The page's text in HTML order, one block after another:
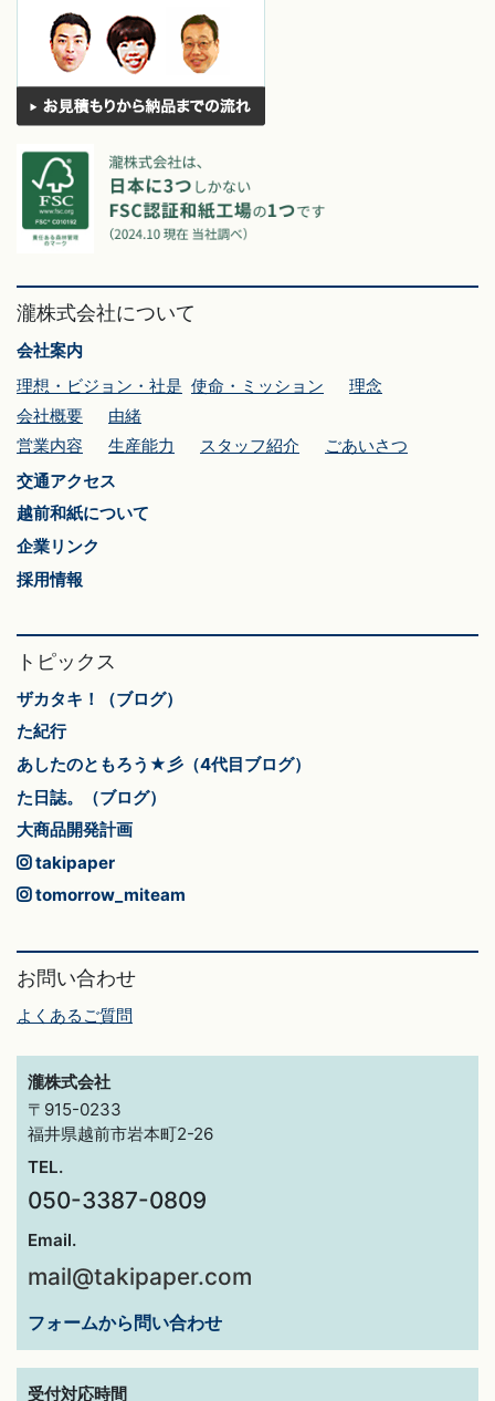
瀧株式会社について
会社案内
理想・ビジョン・社是 使命・ミッション
理念
会社概要
由緒
営業内容
生産能力 スタッフ紹介
ごあいさつ
交通アクセス
越前和紙について
企業リンク
採用情報
トピックス
ザカタキ！（ブログ）
た紀行
あしたのともろう★彡（4代目ブログ）
た日誌。（ブログ）
大商品開発計画
takipaper
tomorrow_miteam
お問い合わせ
よくあるご質問
瀧株式会社
〒915-0233
福井県越前市岩本町2-26
TEL.
050-3387-0809
Email.
mail@takipaper.com
フォームから問い合わせ
受付対応時間